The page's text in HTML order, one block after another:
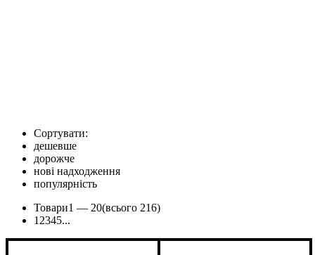
Сортувати:
дешевше
дорожче
нові надходження
популярність
Товари1 — 20(всього 216)
1 2345...